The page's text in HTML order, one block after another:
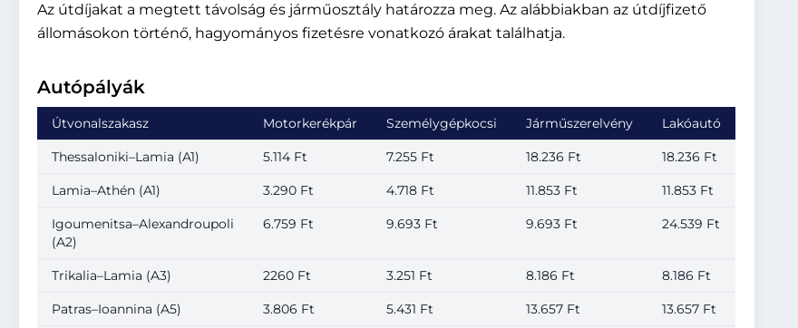
Az útdíjakat a megtett távolság és járműosztály határozza meg. Az alábbiakban az útdíjfizető
állomásokon történő, hagyományos fizetésre vonatkozó árakat találhatja.
Autópályák
Útvonalszakasz Motorkerékpár Személygépkocsi Járműszerelvény Lakóautó
Thessaloniki–Lamia (A1) 5.114 Ft 7.255 Ft 18.236 Ft 18.236 Ft
Lamia–Athén (A1) 3.290 Ft 4.718 Ft 11.853 Ft 11.853 Ft
Igoumenitsa–Alexandroupoli
(A2)
6.759 Ft 9.693 Ft 9.693 Ft 24.539 Ft
Trikalia–Lamia (A3) 2260 Ft 3.251 Ft 8.186 Ft 8.186 Ft
Patras–Ioannina (A5) 3.806 Ft 5.431 Ft 13.657 Ft 13.657 Ft